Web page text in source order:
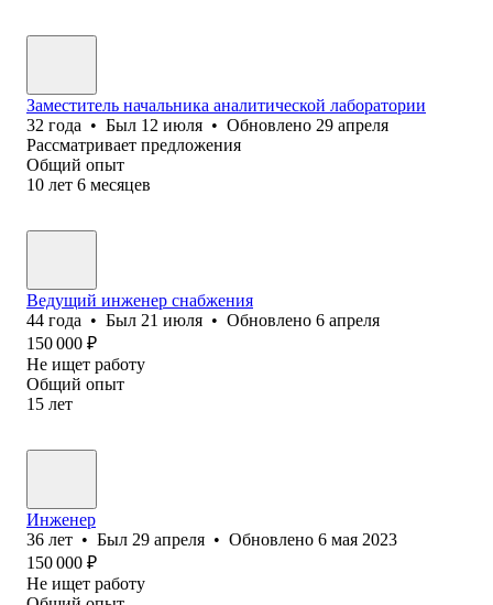
Заместитель начальника аналитической лаборатории
32 года • Был 12 июля • Обновлено 29 апреля
Рассматривает предложения
Общий опыт
10 лет 6 месяцев
Ведущий инженер снабжения
44 года • Был 21 июля • Обновлено 6 апреля
150 000 ₽
Не ищет работу
Общий опыт
15 лет
Инженер
36 лет • Был 29 апреля • Обновлено 6 мая 2023
150 000 ₽
Не ищет работу